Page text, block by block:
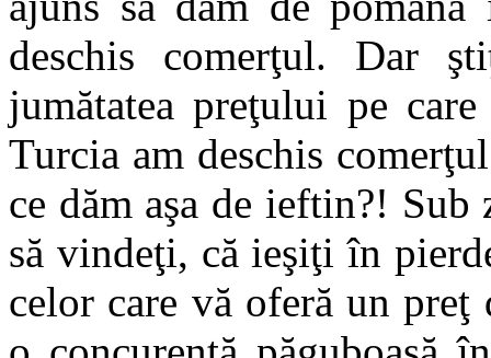
deschis comerţul. Dar
jumătatea preţului pe
Turcia am deschis
ce dăm aşa de ieftin?!
să vindeţi, că ieşiţi în
celor care vă oferă un